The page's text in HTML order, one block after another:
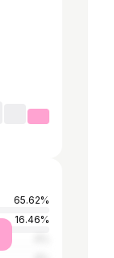
65.62%
16.46%